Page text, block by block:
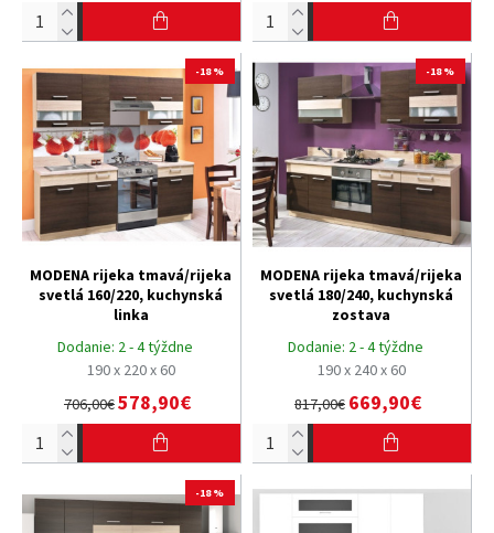
-18 %
Dodanie: 2 - 4 týždne
190 x 220 x 60
MODENA rijeka tmavá/rijeka
svetlá 160/220, kuchynská
linka
706,00€578,90€
-18 %
Dodanie: 2 - 4 týždne
190 x 240 x 60
MODENA rijeka tmavá/rijeka
svetlá 180/240, kuchynská
zostava
817,00€ 669,90€
-18 %